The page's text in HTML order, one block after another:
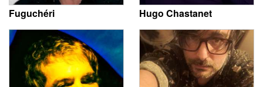
Fuguchéri Hugo Chastanet